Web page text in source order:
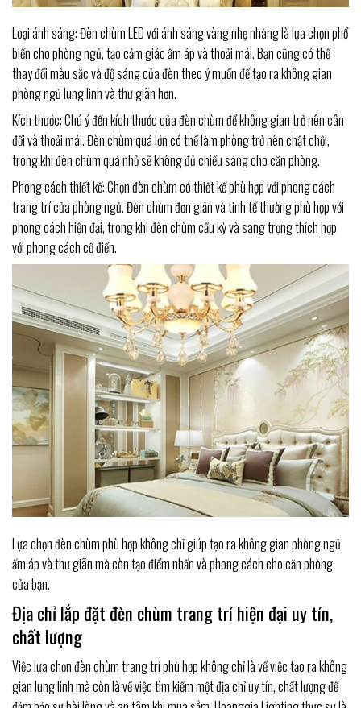
Loại ánh sáng: Đèn chùm LED với ánh sáng vàng nhẹ nhàng là lựa chọn phổ
biến cho phòng ngủ, tạo cảm giác ấm áp và thoải mái. Bạn cũng có thể
thay đổi màu sắc và độ sáng của đèn theo ý muốn để tạo ra không gian
phòng ngủ lung linh và thư giãn hơn.
Kích thước: Chú ý đến kích thước của đèn chùm để không gian trở nên cân
đối và thoải mái. Đèn chùm quá lớn có thể làm phòng trở nên chật chội,
trong khi đèn chùm quá nhỏ sẽ không đủ chiếu sáng cho căn phòng.
Phong cách thiết kế: Chọn đèn chùm có thiết kế phù hợp với phong cách
trang trí của phòng ngủ. Đèn chùm đơn giản và tinh tế thường phù hợp với
phong cách hiện đại, trong khi đèn chùm cầu kỳ và sang trọng thích hợp
với phong cách cổ điển.
Lựa chọn đèn chùm phù hợp không chỉ giúp tạo ra không gian phòng ngủ
ấm áp và thư giãn mà còn tạo điểm nhấn và phong cách cho căn phòng
của bạn.
Địa chỉ lắp đặt đèn chùm trang trí hiện đại uy tín,
chất lượng
Việc lựa chọn đèn chùm trang trí phù hợp không chỉ là về việc tạo ra không
gian lung linh mà còn là về việc tìm kiếm một địa chỉ uy tín, chất lượng để